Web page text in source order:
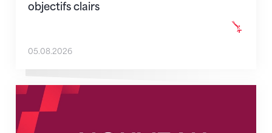
objectifs clairs
05.08.2026
Nouveaux horaires du secrétariat dès le 1er août